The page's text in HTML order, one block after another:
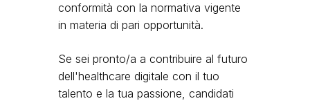
conformità con la normativa vigente
in materia di pari opportunità.
Se sei pronto/a a contribuire al futuro
dell'healthcare digitale con il tuo
talento e la tua passione, candidati